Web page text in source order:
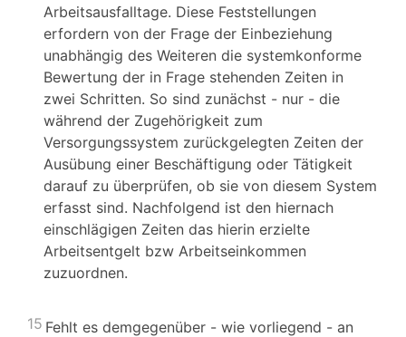
Arbeitsausfalltage. Diese Feststellungen
erfordern von der Frage der Einbeziehung
unabhängig des Weiteren die systemkonforme
Bewertung der in Frage stehenden Zeiten in
zwei Schritten. So sind zunächst - nur - die
während der Zugehörigkeit zum
Versorgungssystem zurückgelegten Zeiten der
Ausübung einer Beschäftigung oder Tätigkeit
darauf zu überprüfen, ob sie von diesem System
erfasst sind. Nachfolgend ist den hiernach
einschlägigen Zeiten das hierin erzielte
Arbeitsentgelt bzw Arbeitseinkommen
zuzuordnen.
15 Fehlt es demgegenüber - wie vorliegend - an